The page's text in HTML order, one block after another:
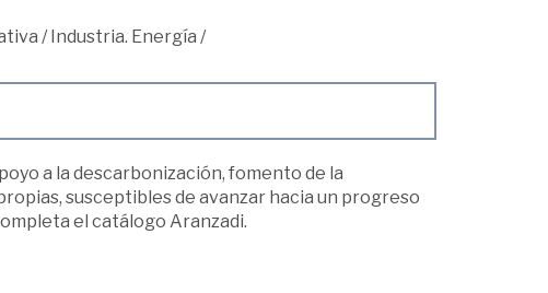
/Industria. Energía /
a la descarbonización, fomento de la
susceptibles de avanzar hacia un progreso
el catálogo Aranzadi.